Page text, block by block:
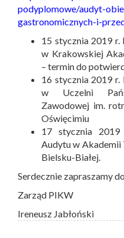
podyplomowe/audyt-
gastronomicznych-i-
15 stycznia 2019 r.
w Krakowskiej
– termin do
16 stycznia 2019
w Uczelni
Zawodowej im.
Oświęcimiu
17 stycznia
Audytu w Akademii
Bielsku-Białej.
Serdecznie zapraszamy
Zarząd PIKW
Ireneusz Jabłoński